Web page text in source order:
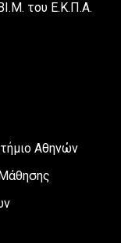
του Ε.Κ.Π.Α.
Αθηνών